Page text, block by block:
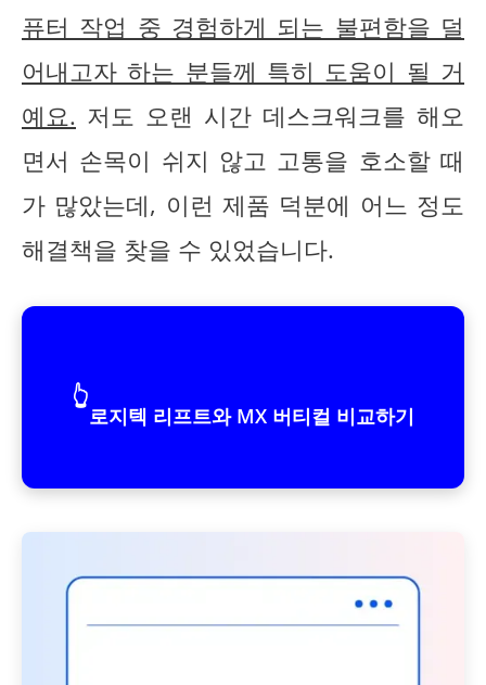
퓨터 작업 중 경험하게 되는 불편함을 덜
어내고자 하는 분들께 특히 도움이 될 거
예요. 저도 오랜 시간 데스크워크를 해오
면서 손목이 쉬지 않고 고통을 호소할 때
가 많았는데, 이런 제품 덕분에 어느 정도
해결책을 찾을 수 있었습니다.
👆
로지텍 리프트와 MX 버티컬 비교하기